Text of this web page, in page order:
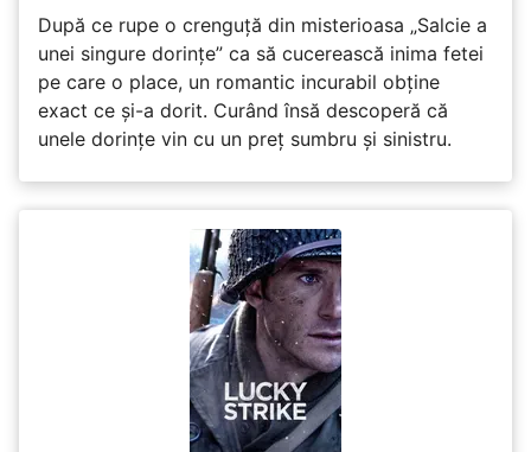
După ce rupe o crenguță din misterioasa „Salcie a
unei singure dorințe” ca să cucerească inima fetei
pe care o place, un romantic incurabil obține
exact ce și-a dorit. Curând însă descoperă că
unele dorințe vin cu un preț sumbru și sinistru.